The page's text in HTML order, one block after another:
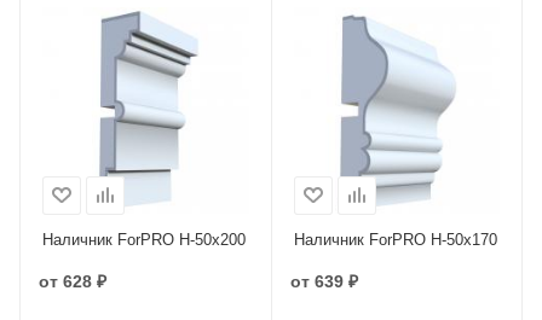
Наличник ForPRO Н-50x200
от 628 ₽
Наличник ForPRO Н-50x170
от 639 ₽